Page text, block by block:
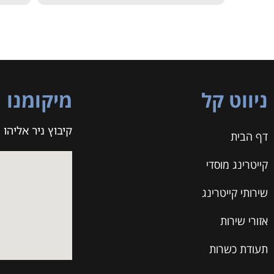
ניווט קל
דף הבית
קייטרינג מוסדי
שירותי קייטרינג
אזורי שירות
תעודת כשרות
מיקומנו
קיבוץ ניר אליהו